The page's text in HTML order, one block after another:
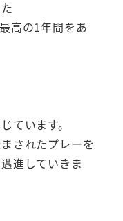
高の1年間をあ
ています。
されたプレーを
進していきま